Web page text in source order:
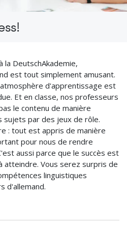
la DeutschAkademie,
est tout simplement amusant.
d'apprentissage est
Et en classe, nos professeurs
le contenu de manière
sujets par des jeux de rôle.
: tout est appris de manière
pour nous de rendre
aussi parce que le succès est
atteindre. Vous serez surpris de
linguistiques
d'allemand.